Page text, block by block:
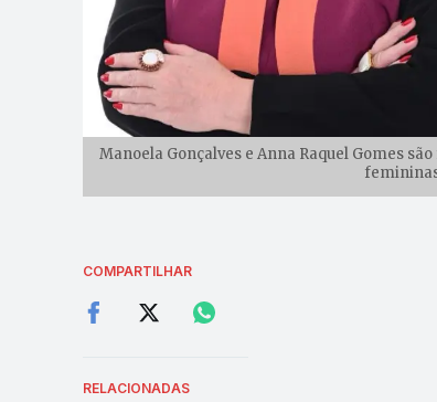
Manoela Gonçalves e Anna Raquel Gomes
COMPARTILHAR
RELACIONADAS